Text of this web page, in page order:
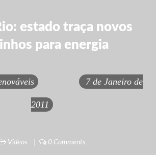
estado traça novos
para energia
7 de Janeiro de
2011
Videos 0 Comments